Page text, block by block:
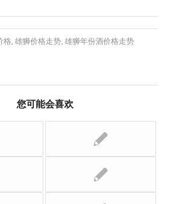
格,雄狮价格走势,雄狮年份酒价格走势
您可能会喜欢